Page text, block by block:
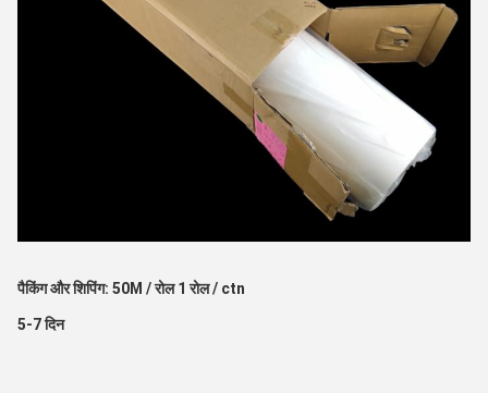
पैकिंग और शिपिंग: 50M / रोल 1 रोल / ctn
5-7 दिन